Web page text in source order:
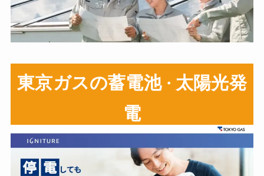
東京ガスの蓄電池・ 太陽光発
電